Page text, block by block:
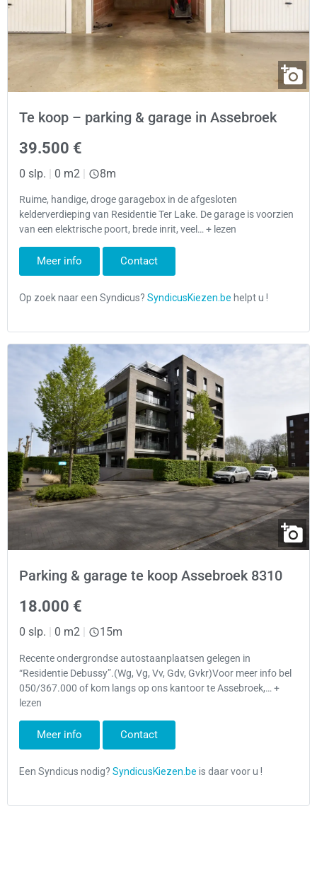
Te koop – parking & garage in Assebroek
39.500 €
0 slp. | 0 m2 | 8m
Ruime, handige, droge garagebox in de afgesloten
kelderverdieping van Residentie Ter Lake. De garage is voorzien
van een elektrische poort, brede inrit, veel… + lezen
Meer info Contact
Parking & garage te koop Assebroek 8310
18.000 €
0 slp. 0 m2 15m
Recente ondergrondse autostaanplaatsen gelegen in
“Residentie Debussy”.(Wg, Vg, Vv, Gdv, Gvkr)Voor meer info bel
050/367.000 of kom langs op ons kantoor te Assebroek,… +
lezen
Meer info Contact